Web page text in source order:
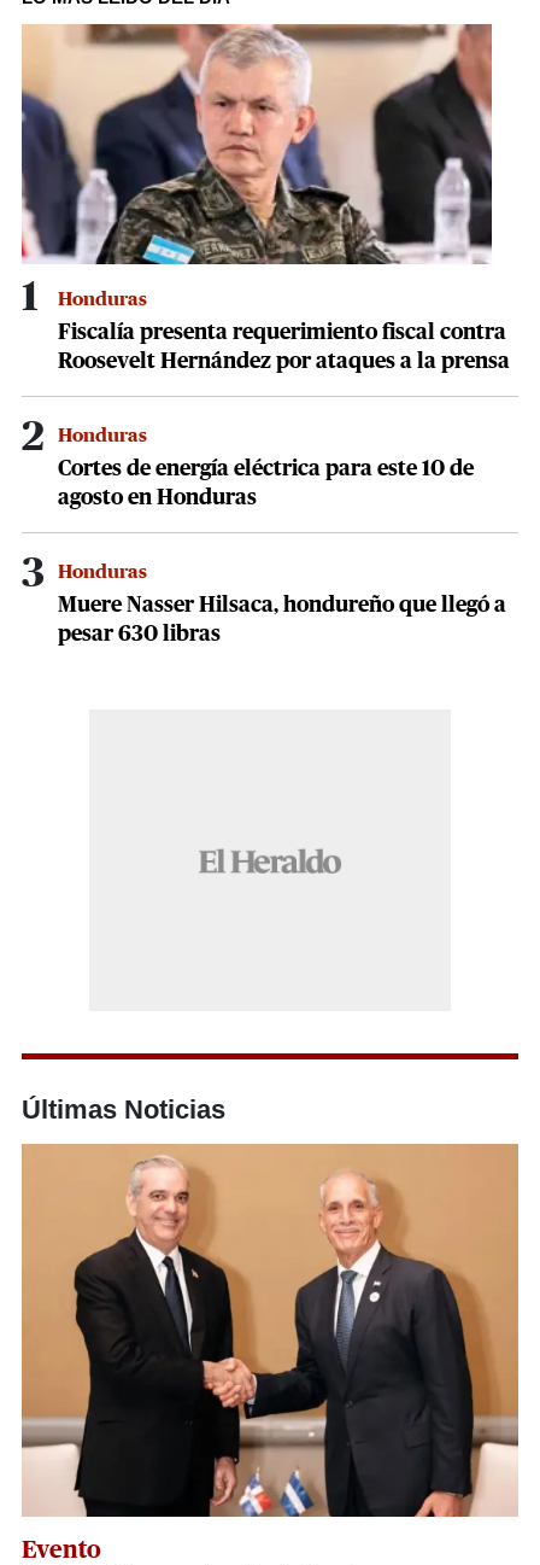
1
minute,
1 Honduras
Fiscalía presenta requerimiento fiscal contra
Roosevelt Hernández por ataques a la prensa
2 Honduras
Cortes de energía eléctrica para este 10 de
agosto en Honduras
3 Honduras
Muere Nasser Hilsaca, hondureño que llegó a
pesar 630 libras
Últimas Noticias
Evento